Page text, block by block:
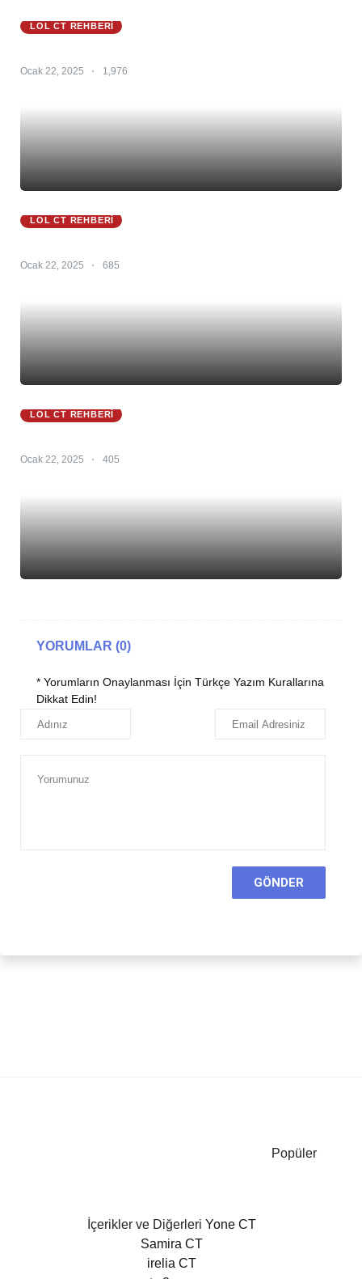
LOL CT REHBERI
Ocak 22, 2025 1,976
LOL CT REHBERI
Ocak 22, 2025 685
LOL CT REHBERI
Ocak 22, 2025 405
YORUMLAR (0)
* Yorumların Onaylanması İçin Türkçe Yazım Kurallarına
Dikkat Edin!
Popüler
İçerikler ve Diğerleri Yone CT
Samira CT
irelia CT